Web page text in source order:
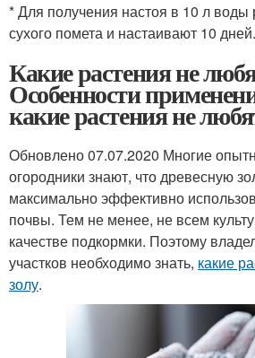
* Для получения настоя в 10 л
сухого помета и настаивают 10 дней.
Какие растения не
Особенности
какие растения не
Обновлено 07.07.2020 Многие
огородники знают, что древесную
максимально эффективно
почвы. Тем не менее, не всем
качестве подкормки. Поэтому
участков необходимо знать, какие
золу.